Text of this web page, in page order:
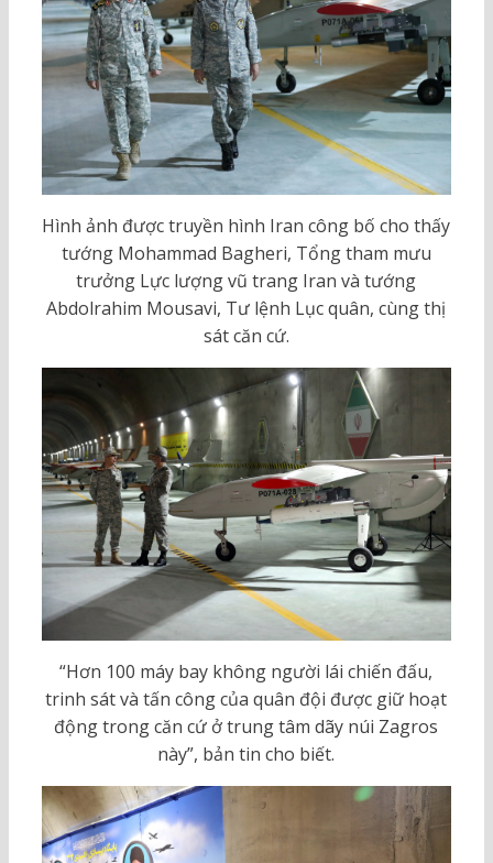
Hình ảnh được truyền hình Iran công bố cho thấy
tướng Mohammad Bagheri, Tổng tham mưu
trưởng Lực lượng vũ trang Iran và tướng
Abdolrahim Mousavi, Tư lệnh Lục quân, cùng thị
sát căn cứ.
“Hơn 100 máy bay không người lái chiến đấu,
trinh sát và tấn công của quân đội được giữ hoạt
động trong căn cứ ở trung tâm dãy núi Zagros
này”, bản tin cho biết.